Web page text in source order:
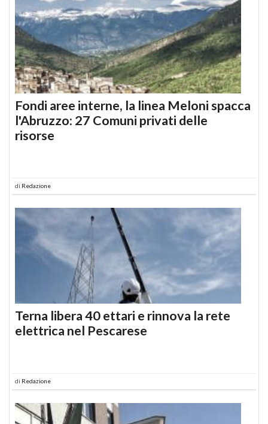
Fondi aree interne, la linea Meloni spacca
l'Abruzzo: 27 Comuni privati delle
risorse
di Redazione
Terna libera 40 ettari e rinnova la rete
elettrica nel Pescarese
di Redazione